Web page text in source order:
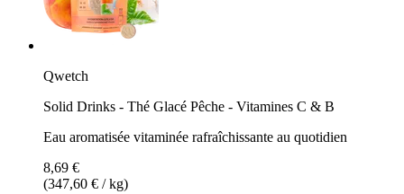
Qwetch
Solid Drinks - Thé Glacé Pêche - Vitamines C & B
Eau aromatisée vitaminée rafraîchissante au quotidien
8,69 €
(347,60 € / kg)